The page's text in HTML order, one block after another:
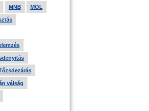
MNB MOL
válság